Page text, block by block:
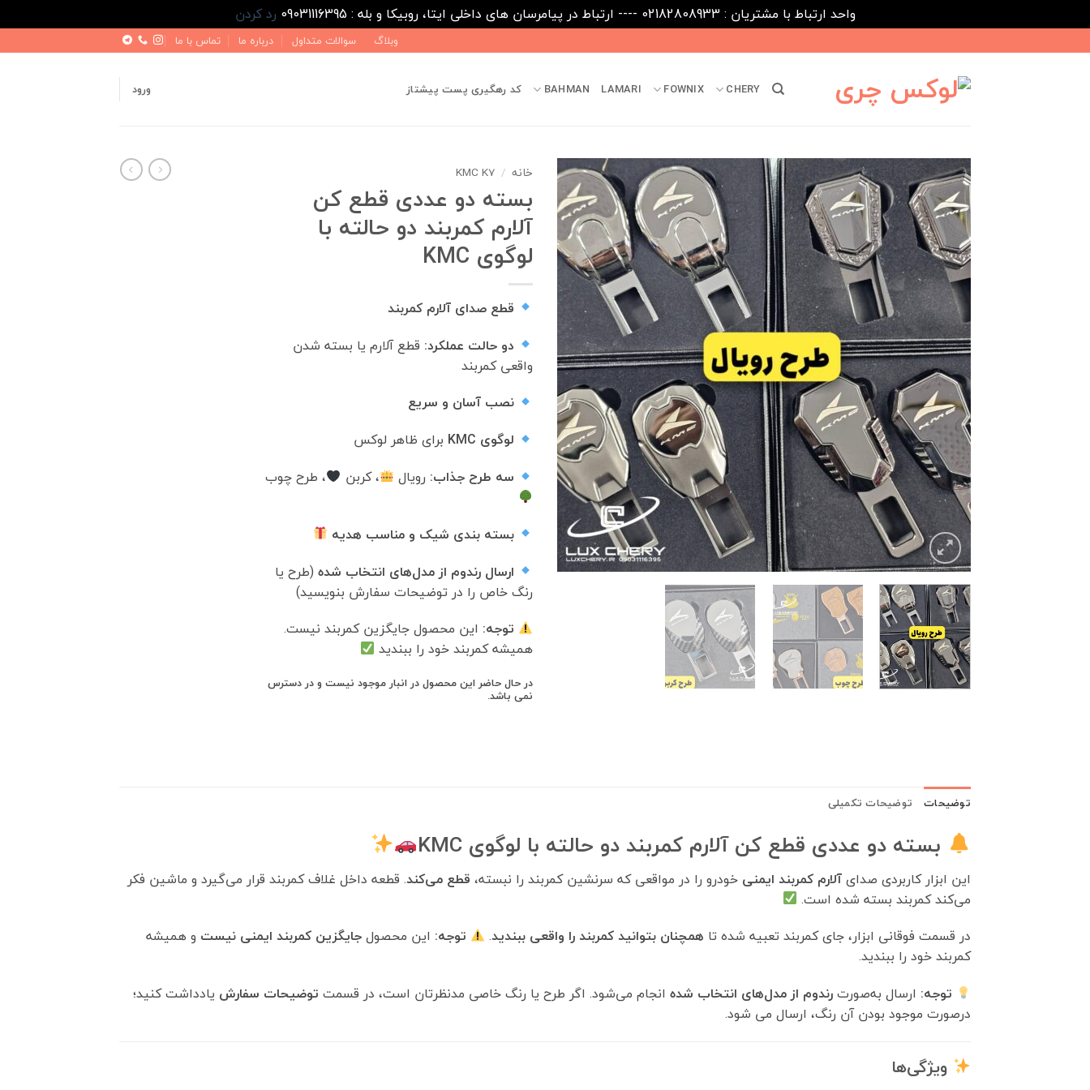
واحد ارتباط با مشتریان : 02182808933 ---- ارتباط در پیامرسان های داخلی ایتا، روبیکا و بله : 09031116395
رد کردن
to
وبلاگ سوالات متداول درباره ما تماس با ما
CHERY
FOWNIX
LAMARI
BAHMAN کد رهگیری پست پیشتاز ورود
خانه /
KMC K7
بسته دو عددی قطع کن
آلارم کمربند دو حالته با
لوگوی KMC
قطع صدای آلارم کمربند
دو حالت عملکرد: قطع آلارم یا بسته شدن
واقعی کمربند
نصب آسان و سریع
لوگوی KMC
برای ظاهر لوکس
سه طرح جذاب: رویال ، کربن ، طرح چوب
بسته بندی شیک و مناسب هدیه
ارسال رندوم از مدل‌های انتخاب شده (طرح یا
رنگ خاص را در توضیحات سفارش بنویسید)
توجه: این محصول جایگزین کمربند نیست.
همیشه کمربند خود را ببندید
در حال حاضر این محصول در انبار موجود نیست و در دسترس
نمی باشد.
توضیحات توضیحات تکمیلی
بسته دو عددی قطع کن آلارم کمربند دو حالته با لوگوی KMC
این ابزار کاربردی صدایآلارم کمربند ایمنی خودرو را در مواقعی که سرنشین کمربند را نبسته، قطع می‌کند. قطعه داخل غلاف کمربند قرار می‌گیرد و ماشین فکر
می‌کند کمربند بسته شده است.
در قسمت فوقانی ابزار، جای کمربند تعبیه شده تا همچنان بتوانید کمربند را واقعی ببندید. توجه: این محصولجایگزین کمربند ایمنی نیست و همیشه
کمربند خود را ببندید.
توجه: ارسال به‌صورترندوم از مدل‌های انتخاب شده انجام می‌شود. اگر طرح یا رنگ خاصی مدنظرتان است، در قسمت توضیحات سفارش یادداشت کنید؛
درصورت موجود بودن آن رنگ، ارسال می شود.
ویژگی‌ها